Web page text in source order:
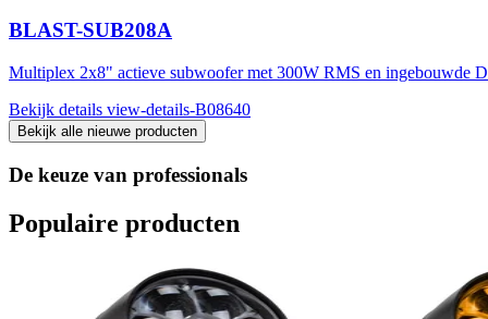
BLAST-SUB208A
Multiplex 2x8" actieve subwoofer met 300W RMS en ingebouwde
Bekijk details view-details-B08640
Bekijk alle nieuwe producten
De keuze van professionals
Populaire producten